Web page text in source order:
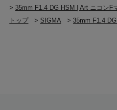
超音波モーター
超音波モーターHSM(Hyper
> 35mm F1.4 DG HSM | Art ニコンF
トップ
> SIGMA > 35mm F1.4